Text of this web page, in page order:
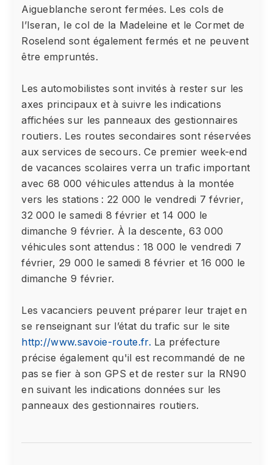
Aigueblanche seront fermées. Les cols de
l’Iseran, le col de la Madeleine et le Cormet de
Roselend sont également fermés et ne peuvent
être empruntés.
Les automobilistes sont invités à rester sur les
axes principaux et à suivre les indications
affichées sur les panneaux des gestionnaires
routiers. Les routes secondaires sont réservées
aux services de secours. Ce premier week-end
de vacances scolaires verra un trafic important
avec 68 000 véhicules attendus à la montée
vers les stations : 22 000 le vendredi 7 février,
32 000 le samedi 8 février et 14 000 le
dimanche 9 février. À la descente, 63 000
véhicules sont attendus : 18 000 le vendredi 7
février, 29 000 le samedi 8 février et 16 000 le
dimanche 9 février.
Les vacanciers peuvent préparer leur trajet en
se renseignant sur l’état du trafic sur le site
http://www.savoie-route.fr. La préfecture
précise également qu'il est recommandé de ne
pas se fier à son GPS et de rester sur la RN90
en suivant les indications données sur les
panneaux des gestionnaires routiers.